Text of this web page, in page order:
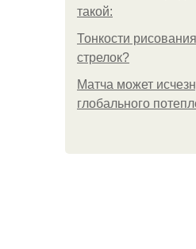
такой:
Тонкости
стрелок?
Матча может
глобального